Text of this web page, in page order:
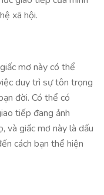
xã hội.
mơ này có thể
duy trì sự tôn trọng
đời. Có thể có
tiếp đang ảnh
và giấc mơ này là dấu
cách bạn thể hiện